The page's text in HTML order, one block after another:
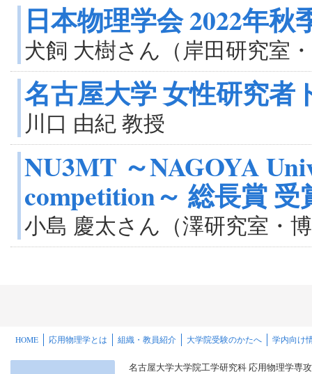
日本物理学会 2022年
犬飼 大樹さん（岸田研究室
名古屋大学 女性研究者
川口 由紀 教授
NU3MT ～NAGOYA
competition～ 総長賞 受
小島 慶太さん（澤研究室・
HOME 応用物理学とは 組織・教員紹介 大学院受験のかたへ 学内向け
名古屋大学大学院工学研究科 応用物理学専攻